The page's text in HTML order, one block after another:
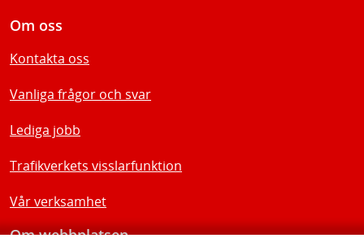
Om oss
Kontakta oss
Vanliga frågor och svar
Lediga jobb
Trafikverkets visslarfunktion
Vår verksamhet
Om webbplatsen